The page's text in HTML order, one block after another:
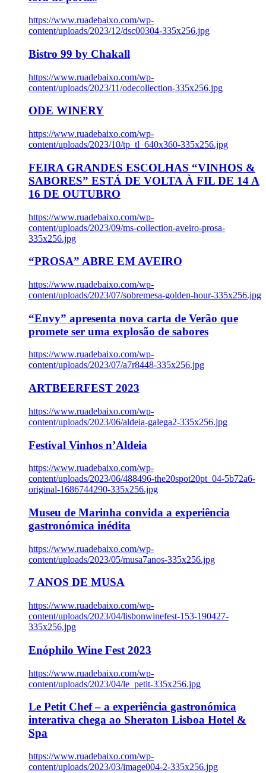
https://www.ruadebaixo.com/wp-
content/uploads/2023/12/dsc00304-335x256.jpg
Bistro 99 by Chakall
https://www.ruadebaixo.com/wp-
content/uploads/2023/11/odecollection-335x256.jpg
ODE WINERY
https://www.ruadebaixo.com/wp-
content/uploads/2023/10/tp_tl_640x360-335x256.jpg
FEIRA GRANDES ESCOLHAS “VINHOS &
SABORES” ESTÁ DE VOLTA À FIL DE 14 A
16 DE OUTUBRO
https://www.ruadebaixo.com/wp-
content/uploads/2023/09/ms-collection-aveiro-prosa-
335x256.jpg
“PROSA” ABRE EM AVEIRO
https://www.ruadebaixo.com/wp-
content/uploads/2023/07/sobremesa-golden-hour-335x256.jpg
“Envy” apresenta nova carta de Verão que
promete ser uma explosão de sabores
https://www.ruadebaixo.com/wp-
content/uploads/2023/07/a7r8448-335x256.jpg
ARTBEERFEST 2023
https://www.ruadebaixo.com/wp-
content/uploads/2023/06/aldeia-galega2-335x256.jpg
Festival Vinhos n’Aldeia
https://www.ruadebaixo.com/wp-
content/uploads/2023/06/488496-the20spot20pt_04-5b72a6-
original-1686744290-335x256.jpg
Museu de Marinha convida a experiência
gastronómica inédita
https://www.ruadebaixo.com/wp-
content/uploads/2023/05/musa7anos-335x256.jpg
7 ANOS DE MUSA
https://www.ruadebaixo.com/wp-
content/uploads/2023/04/lisbonwinefest-153-190427-
335x256.jpg
Enóphilo Wine Fest 2023
https://www.ruadebaixo.com/wp-
content/uploads/2023/04/le_petit-335x256.jpg
Le Petit Chef – a experiência gastronómica
interativa chega ao Sheraton Lisboa Hotel &
Spa
https://www.ruadebaixo.com/wp-
content/uploads/2023/03/image004-2-335x256.jpg